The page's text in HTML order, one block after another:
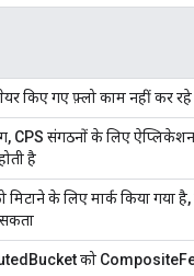
किए गए फ़्लो काम नहीं कर
CPS संगठनों के लिए
है
के लिए मार्क किया गया
को